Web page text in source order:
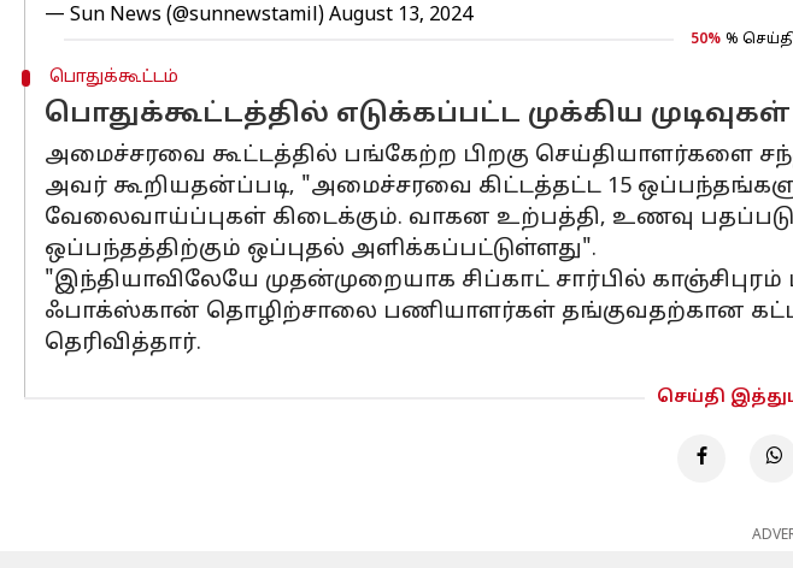
— Sun News (@sunnewstamil) August 13, 2024
50% %
பொதுக்கூட்டம்
பொதுக்கூட்டத்தில் எடுக்கப்பட்ட முக்கிய
அமைச்சரவை கூட்டத்தில் பங்கேற்ற பிறகு செய்தியாளர்களை
அவர் கூறியதன்ப்படி, "அமைச்சரவை கிட்டத்தட்ட 15
வேலைவாய்ப்புகள் கிடைக்கும். வாகன உற்பத்தி, உணவு
ஒப்பந்தத்திற்கும் ஒப்புதல் அளிக்கப்பட்டுள்ளது".
"இந்தியாவிலேயே முதன்முறையாக சிப்காட் சார்பில்
ஃபாக்ஸ்கான் தொழிற்சாலை பணியாளர்கள் தங்குவதற்கான
தெரிவித்தார்.
செய்தி